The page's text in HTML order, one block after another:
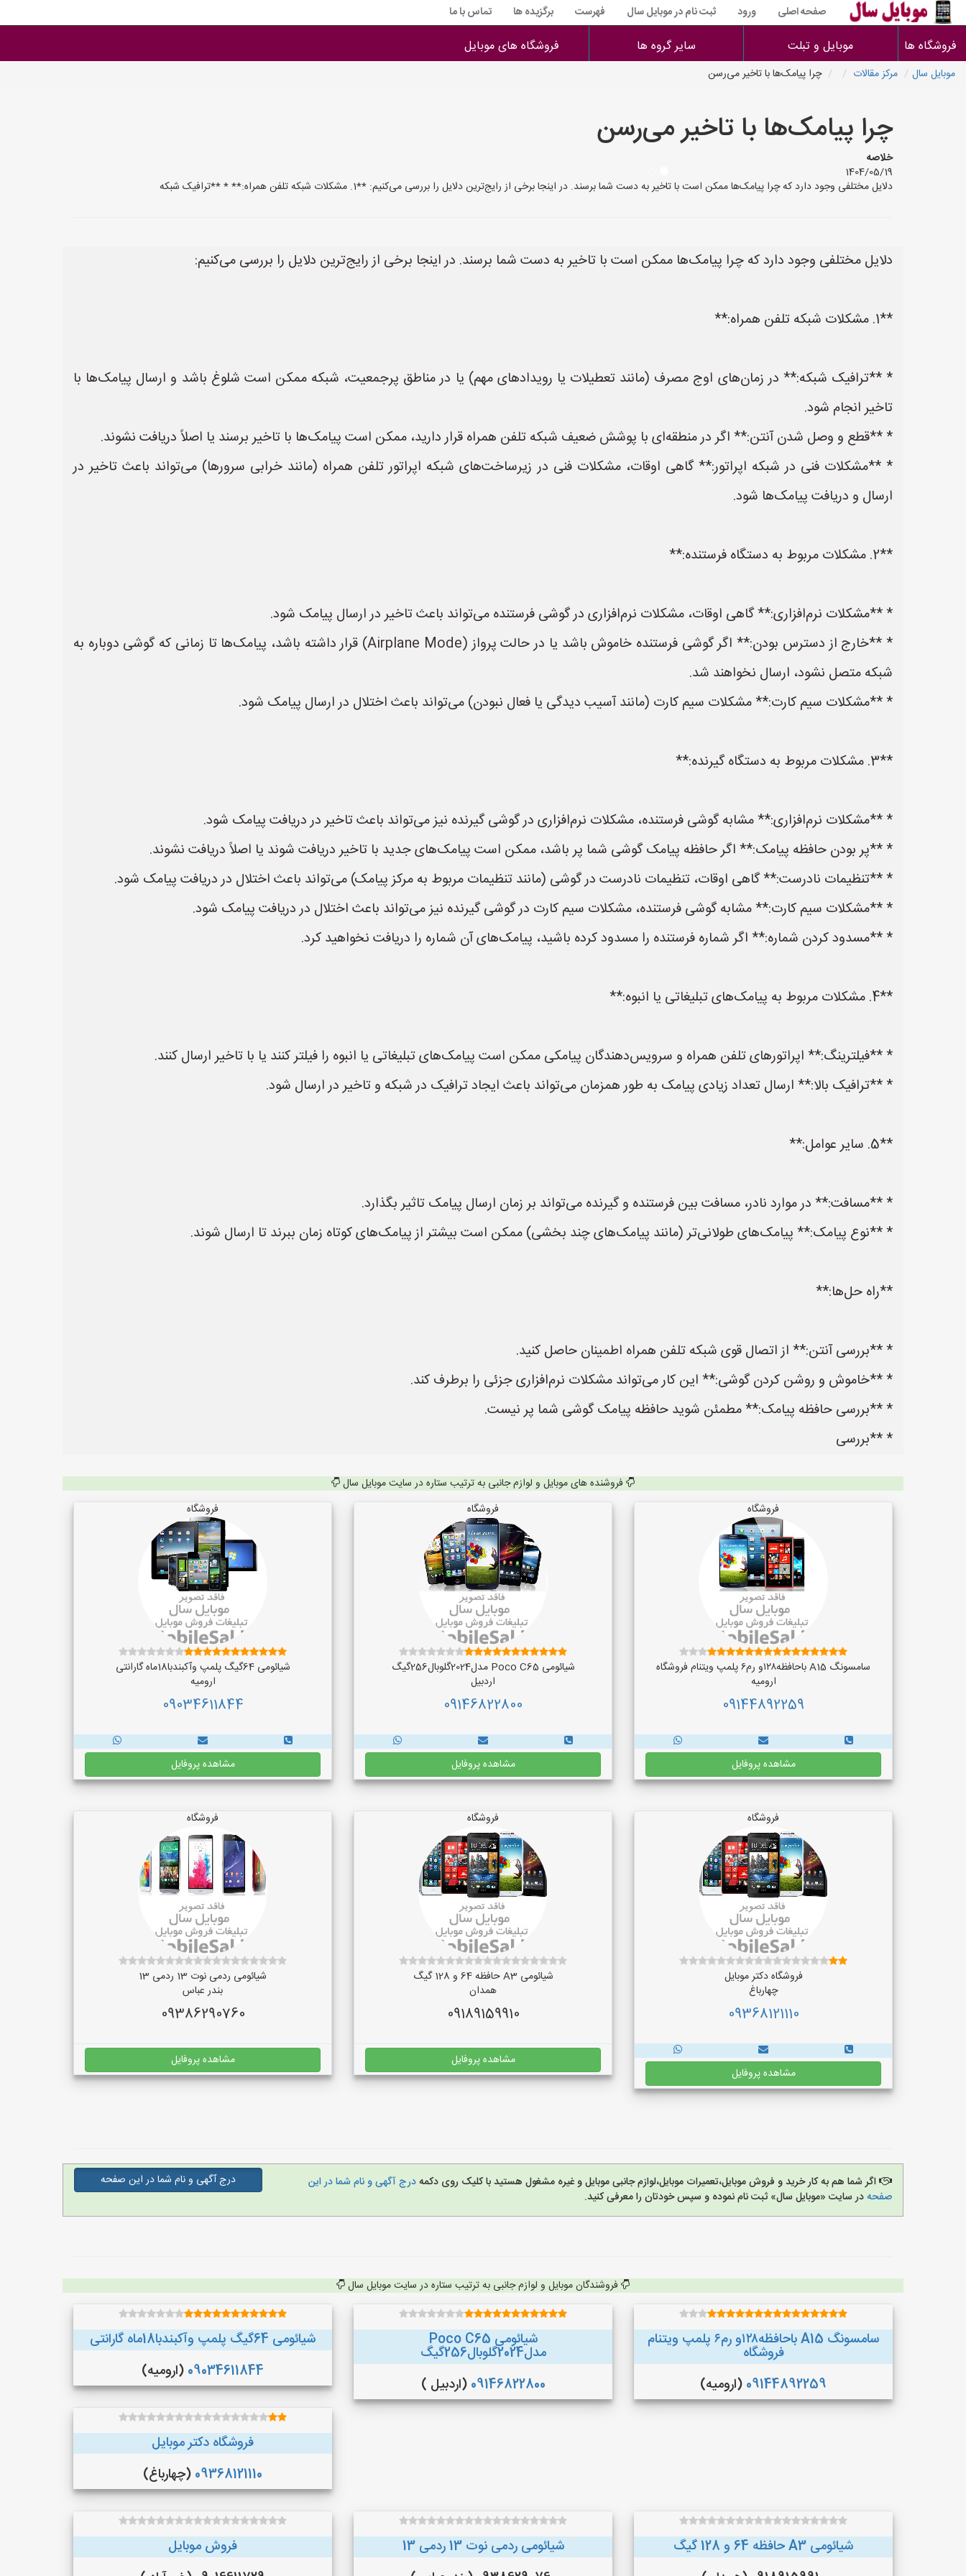
صفحه اصلی ورود ثبت نام در موبایل سال فهرست برگزیده ها تماس با ما
فروشگاه ها موبایل و تبلت سایر گروه ها فروشگاه های موبایل
موبایل سال مرکز مقالات چرا پیامک‌ها با تاخیر می‌رسن
چرا پیامک‌ها با تاخیر می‌رسن
خلاصه
1404/05/19
دلایل مختلفی وجود دارد که چرا پیامک‌ها ممکن است با تاخیر به دست شما برسند. در اینجا برخی از رایج‌ترین دلایل را بررسی می‌کنیم: **1. مشکلات شبکه تلفن همراه:** * **ترافیک شبکه
دلایل مختلفی وجود دارد که چرا پیامک‌ها ممکن است با تاخیر به دست شما برسند. در اینجا برخی از رایج‌ترین دلایل را بررسی می‌کنیم:
**1. مشکلات شبکه تلفن همراه:**
* **ترافیک شبکه:** در زمان‌های اوج مصرف (مانند تعطیلات یا رویدادهای مهم) یا در مناطق پرجمعیت، شبکه ممکن است شلوغ باشد و ارسال پیامک‌ها با
تاخیر انجام شود.
* **قطع و وصل شدن آنتن:** اگر در منطقه‌ای با پوشش ضعیف شبکه تلفن همراه قرار دارید، ممکن است پیامک‌ها با تاخیر برسند یا اصلاً دریافت نشوند.
* **مشکلات فنی در شبکه اپراتور:** گاهی اوقات، مشکلات فنی در زیرساخت‌های شبکه اپراتور تلفن همراه (مانند خرابی سرورها) می‌تواند باعث تاخیر در
ارسال و دریافت پیامک‌ها شود.
**2. مشکلات مربوط به دستگاه فرستنده:**
* **مشکلات نرم‌افزاری:** گاهی اوقات، مشکلات نرم‌افزاری در گوشی فرستنده می‌تواند باعث تاخیر در ارسال پیامک شود.
* **خارج از دسترس بودن:** اگر گوشی فرستنده خاموش باشد یا در حالت پرواز (Airplane Mode) قرار داشته باشد، پیامک‌ها تا زمانی که گوشی دوباره به
شبکه متصل نشود، ارسال نخواهند شد.
* **مشکلات سیم کارت:** مشکلات سیم کارت (مانند آسیب دیدگی یا فعال نبودن) می‌تواند باعث اختلال در ارسال پیامک شود.
**3. مشکلات مربوط به دستگاه گیرنده:**
* **مشکلات نرم‌افزاری:** مشابه گوشی فرستنده، مشکلات نرم‌افزاری در گوشی گیرنده نیز می‌تواند باعث تاخیر در دریافت پیامک شود.
* **پر بودن حافظه پیامک:** اگر حافظه پیامک گوشی شما پر باشد، ممکن است پیامک‌های جدید با تاخیر دریافت شوند یا اصلاً دریافت نشوند.
* **تنظیمات نادرست:** گاهی اوقات، تنظیمات نادرست در گوشی (مانند تنظیمات مربوط به مرکز پیامک) می‌تواند باعث اختلال در دریافت پیامک شود.
* **مشکلات سیم کارت:** مشابه گوشی فرستنده، مشکلات سیم کارت در گوشی گیرنده نیز می‌تواند باعث اختلال در دریافت پیامک شود.
* **مسدود کردن شماره:** اگر شماره فرستنده را مسدود کرده باشید، پیامک‌های آن شماره را دریافت نخواهید کرد.
**4. مشکلات مربوط به پیامک‌های تبلیغاتی یا انبوه:**
* **فیلترینگ:** اپراتورهای تلفن همراه و سرویس‌دهندگان پیامکی ممکن است پیامک‌های تبلیغاتی یا انبوه را فیلتر کنند یا با تاخیر ارسال کنند.
* **ترافیک بالا:** ارسال تعداد زیادی پیامک به طور همزمان می‌تواند باعث ایجاد ترافیک در شبکه و تاخیر در ارسال شود.
**5. سایر عوامل:**
* **مسافت:** در موارد نادر، مسافت بین فرستنده و گیرنده می‌تواند بر زمان ارسال پیامک تاثیر بگذارد.
* **نوع پیامک:** پیامک‌های طولانی‌تر (مانند پیامک‌های چند بخشی) ممکن است بیشتر از پیامک‌های کوتاه زمان ببرند تا ارسال شوند.
**راه حل‌ها:**
* **بررسی آنتن:** از اتصال قوی شبکه تلفن همراه اطمینان حاصل کنید.
* **خاموش و روشن کردن گوشی:** این کار می‌تواند مشکلات نرم‌افزاری جزئی را برطرف کند.
* **بررسی حافظه پیامک:** مطمئن شوید حافظه پیامک گوشی شما پر نیست.
* **بررسی
فروشنده های موبایل و لوازم جانبی به ترتیب ستاره در سایت موبایل سال
فروشگاه
سامسونگ A15 باحافظه۱۲۸و رم۶ پلمپ ویتنام فروشگاه
ارومیه
09144892259
مشاهده پروفایل
فروشگاه
شیائومی Poco C65 مدل2024گلوبال256گیگ
اردبیل
09146822800
مشاهده پروفایل
فروشگاه
شیائومی 64گیگ پلمپ وآکبندبا18ماه گارانتی
ارومیه
09034611844
مشاهده پروفایل
فروشگاه
فروشگاه دکتر موبایل
چهارباغ
09368121110
مشاهده پروفایل
فروشگاه
شیائومی A3 حافظه 64 و 128 گیگ
همدان
09189159910
مشاهده پروفایل
فروشگاه
شیائومی ردمی نوت 13 ردمی 13
بندر عباس
09386290760
مشاهده پروفایل
اگر شما هم به کار خرید و فروش موبایل،تعمیرات موبایل،لوازم جانبی موبایل و غیره مشغول هستید با کلیک روی دکمهدرج آگهی و نام شما در این
صفحهدر سایت «موبایل سال» ثبت نام نموده و سپس خودتان را معرفی کنید.
درج آگهی و نام شما در این صفحه
فروشندگان موبایل و لوازم جانبی به ترتیب ستاره در سایت موبایل سال
سامسونگ A15 باحافظه۱۲۸و رم۶ پلمپ ویتنام
فروشگاه
09144892259 (ارومیه)
شیائومی Poco C65
مدل2024گلوبال256گیگ
09146822800 (اردبیل )
شیائومی 64گیگ پلمپ وآکبندبا18ماه گارانتی
09034611844 (ارومیه)
فروشگاه دکتر موبایل
09368121110 (چهارباغ)
شیائومی A3 حافظه 64 و 128 گیگ
شیائومی ردمی نوت 13 ردمی 13
فروش موبایل